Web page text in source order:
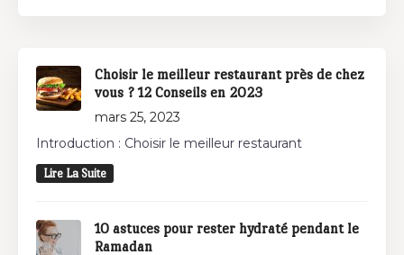
Choisir le meilleur restaurant près de chez
vous ? 12 Conseils en 2023
mars 25, 2023
Introduction : Choisir le meilleur restaurant
Lire La Suite
10 astuces pour rester hydraté pendant le
Ramadan